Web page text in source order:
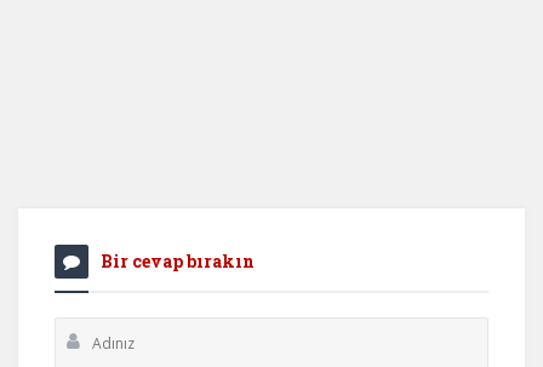
Bir cevap bırakın